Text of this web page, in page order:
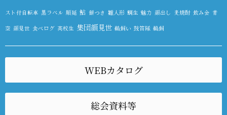
スト付自転車 黒ラベル 順延 鮎 餅つき 雛人形 鯛生 魅力 顔出し 麦焼酎 飲み会 青
空 顔見世 食べログ 高校生 集団顔見世 鵜飼い 鼓笛隊 鵜飼
WEBカタログ
総会資料等